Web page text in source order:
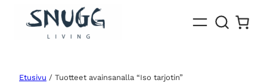
Etusivu / Tuotteet avainsanalla “Iso tarjotin”